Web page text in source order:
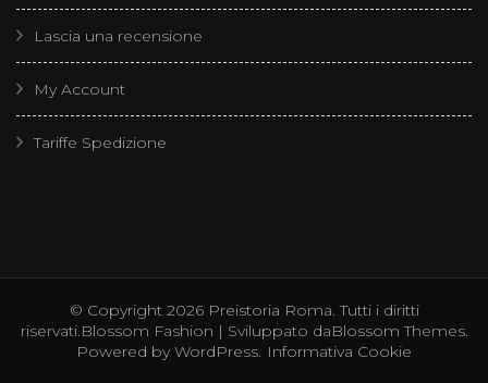
Lascia una recensione
My Account
Tariffe Spedizione
© Copyright 2026 Preistoria Roma. Tutti i diritti
riservati.Blossom Fashion | Sviluppato daBlossom Themes.
Powered by WordPress. Informativa Cookie